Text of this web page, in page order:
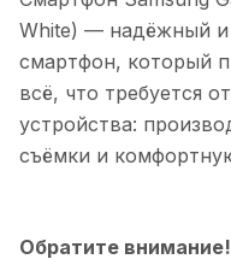
White) — надёжный и
смартфон, который
всё, что требуется
устройства:
съёмки и
Обратите внимание!